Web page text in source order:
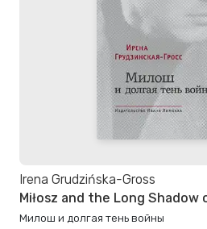
Irena Grudzińska-Gross
Miłosz and the Long Shadow
Милош и долгая тень войны